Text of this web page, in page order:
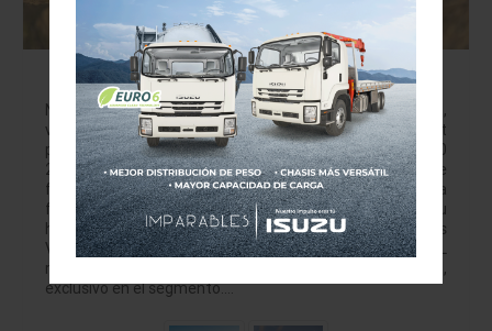
Silverado 1500 2027 eleva potencia,
tecnología y trabajo
Nueva pickup combina motores V8, cabina digital,
versiones off-road y enfoque comercial Chevrolet
presentó en Estados Unidos la nueva Silverado 1500
2027, una pickup que busca reafirmar el legado de
fuerza, durabilidad y capacidad de trabajo de la marca. La
firma la define como la Silverado más poderosa de su
historia, apoyada en una nueva generación de motores
V8 de 5.7 y 6.6 litros, además del motor TurboMax 2.7L
mejorado y el conocido Duramax 3.0L Turbo-Diesel,
exclusivo en el segmento.…